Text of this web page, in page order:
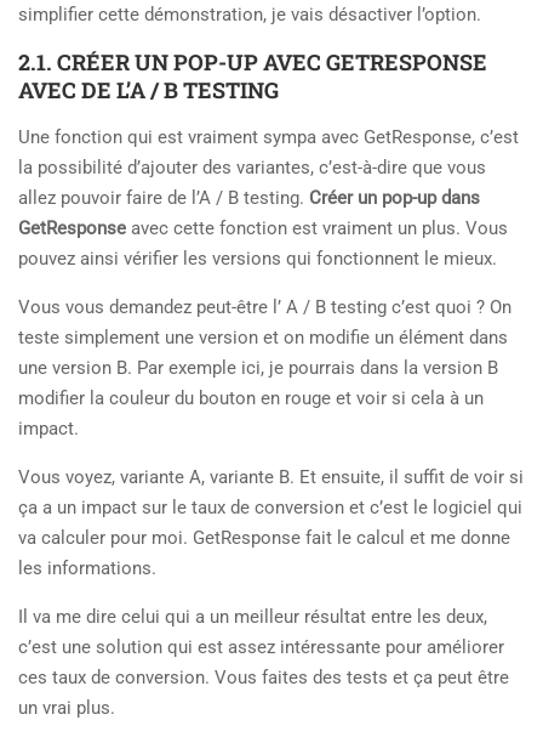
simplifier cette démonstration, je vais désactiver l’option.
2.1. CRÉER UN POP-UP AVEC GETRESPONSE
AVEC DE L’A / B TESTING
Une fonction qui est vraiment sympa avec GetResponse, c’est
la possibilité d’ajouter des variantes, c’est-à-dire que vous
allez pouvoir faire de l’A / B testing. Créer un pop-up dans
GetResponse avec cette fonction est vraiment un plus. Vous
pouvez ainsi vérifier les versions qui fonctionnent le mieux.
Vous vous demandez peut-être l’ A / B testing c’est quoi ? On
teste simplement une version et on modifie un élément dans
une version B. Par exemple ici, je pourrais dans la version B
modifier la couleur du bouton en rouge et voir si cela à un
impact.
Vous voyez, variante A, variante B. Et ensuite, il suffit de voir si
ça a un impact sur le taux de conversion et c’est le logiciel qui
va calculer pour moi. GetResponse fait le calcul et me donne
les informations.
Il va me dire celui qui a un meilleur résultat entre les deux,
c’est une solution qui est assez intéressante pour améliorer
ces taux de conversion. Vous faites des tests et ça peut être
un vrai plus.